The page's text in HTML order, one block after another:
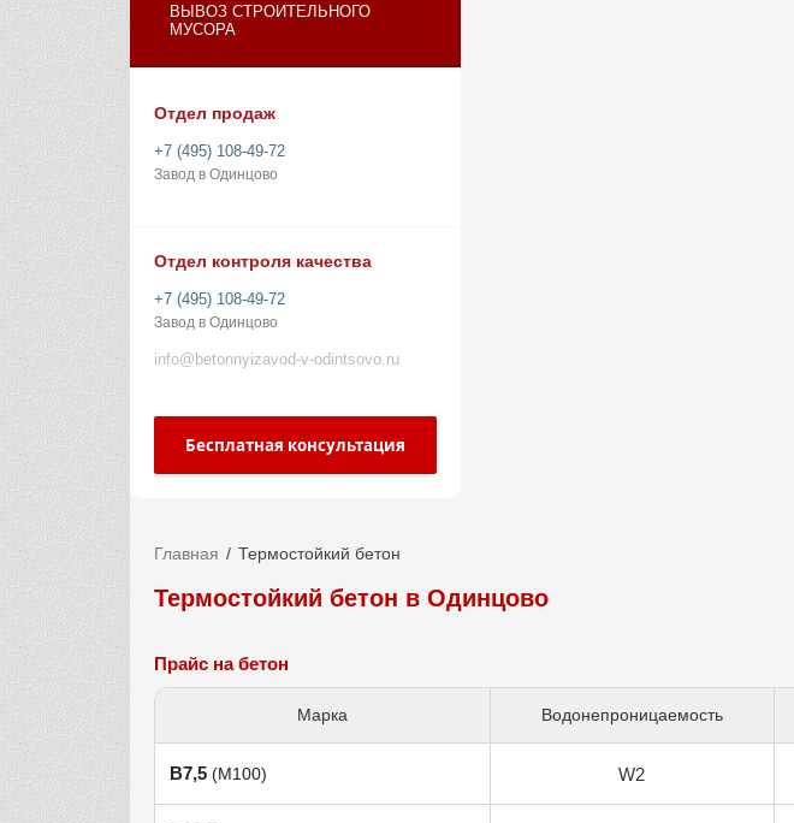
ВЫВОЗ СТРОИТЕЛЬНОГО
МУСОРА
Отдел продаж
+7 (495) 108-49-72
Завод в Одинцово
Отдел контроля качества
+7 (495) 108-49-72
Завод в Одинцово
info@betonnyizavod-v-odintsovo.ru
Бесплатная консультация
Главная Термостойкий бетон
Термостойкий бетон в Одинцово
Прайс на бетон
Марка Водонепроницаемость
В7,5 (М100) W2